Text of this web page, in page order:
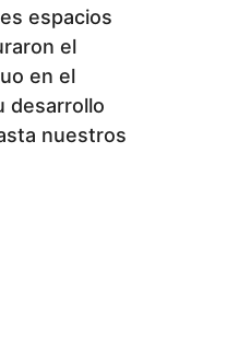
espacios
el
en el
desarrollo
nuestros